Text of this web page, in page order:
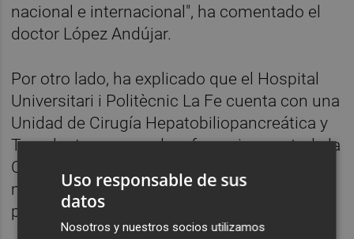
nacional e internacional", ha comentado el
doctor López Andújar.
Por otro lado, ha explicado que el Hospital
Universitari i Politècnic La Fe cuenta con una
Unidad de Cirugía Hepatobiliopancreática y
Trasplantes que es de referencia para toda la
Comunitat, donde se atienden los casos
más complejos de cirugía hepática, biliar y
pancreática.
Uso responsable de sus
datos
Nosotros y nuestros socios utilizamos